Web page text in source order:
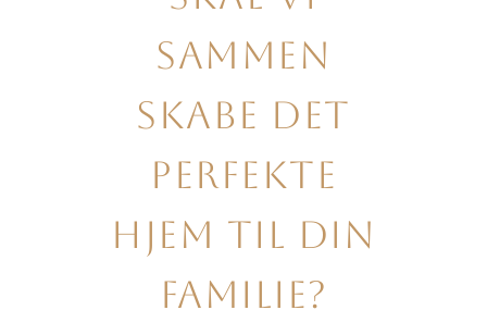
sammen
skabe det
perfekte
hjem til din
familie?